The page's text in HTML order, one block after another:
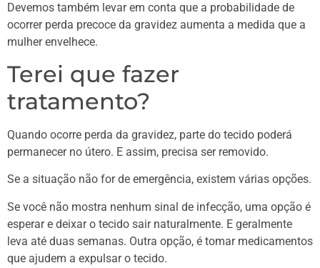
Devemos também levar em conta que a probabilidade de
ocorrer perda precoce da gravidez aumenta a medida que a
mulher envelhece.
Terei que fazer
tratamento?
Quando ocorre perda da gravidez, parte do tecido poderá
permanecer no útero. E assim, precisa ser removido.
Se a situação não for de emergência, existem várias opções.
Se você não mostra nenhum sinal de infecção, uma opção é
esperar e deixar o tecido sair naturalmente. E geralmente
leva até duas semanas. Outra opção, é tomar medicamentos
que ajudem a expulsar o tecido.